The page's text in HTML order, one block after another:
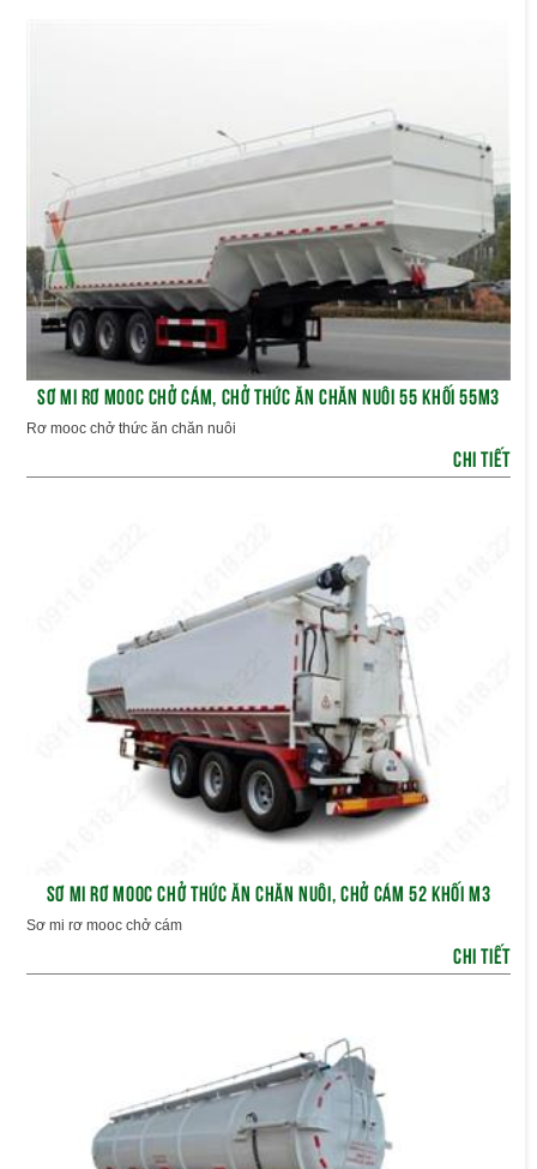
SƠ MI RƠ MOOC CHỞ CÁM, CHỞ THỨC ĂN CHĂN NUÔI 55 KHỐI 55M3
Rơ mooc chở thức ăn chăn nuôi
CHI TIẾT
SƠ MI RƠ MOOC CHỞ THỨC ĂN CHĂN NUÔI, CHỞ CÁM 52 KHỐI M3
Sơ mi rơ mooc chở cám
CHI TIẾT